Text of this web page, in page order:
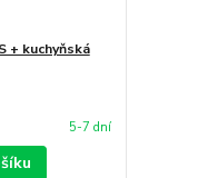
+ kuchyňská
5-7 dní